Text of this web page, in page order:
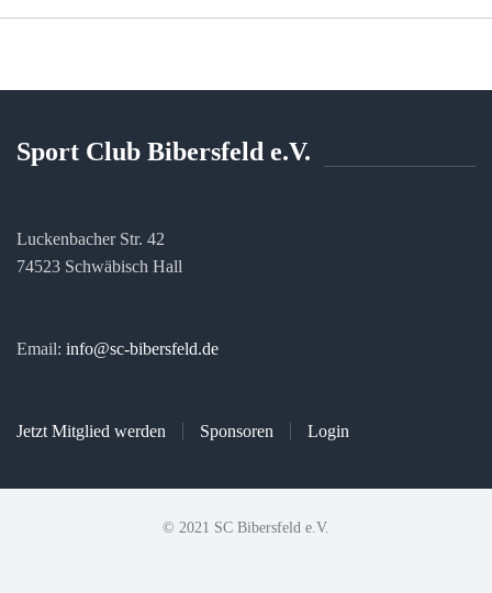
Sport Club Bibersfeld e.V.
Luckenbacher Str. 42
74523 Schwäbisch Hall
Email: info@sc-bibersfeld.de
Jetzt Mitglied werden Sponsoren Login
© 2021 SC Bibersfeld e.V.